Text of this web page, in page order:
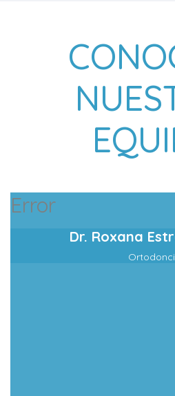
Error
Dr. Roxana